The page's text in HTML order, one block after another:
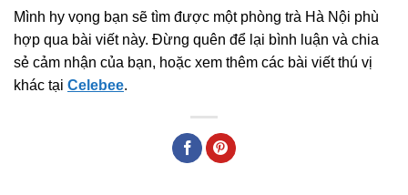
Mình hy vọng bạn sẽ tìm được một phòng trà Hà Nội phù
hợp qua bài viết này. Đừng quên để lại bình luận và chia
sẻ cảm nhận của bạn, hoặc xem thêm các bài viết thú vị
khác tại Celebee.